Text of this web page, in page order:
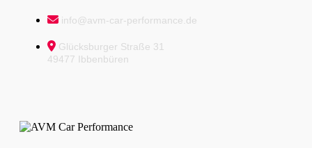
info@avm-car-performance.de
Glücksburger Straße 31
49477 Ibbenbüren